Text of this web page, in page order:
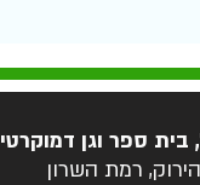
בית ספר וגן דמוקרטי
רמת השרון